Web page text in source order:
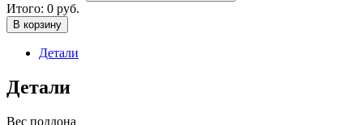
Итого: 0 руб.
В корзину
Детали
Детали
Вес поддона